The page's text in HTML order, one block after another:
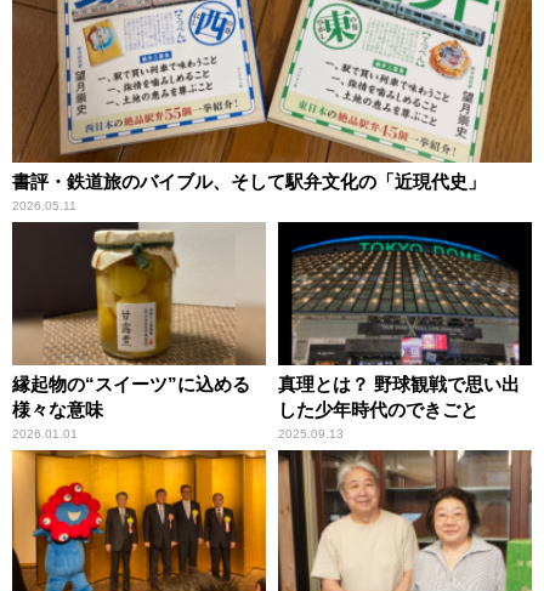
書評・鉄道旅のバイブル、そして駅弁文化の「近現代史」
2026.05.11
縁起物の“スイーツ”に込める
様々な意味
2026.01.01
真理とは？ 野球観戦で思い出
した少年時代のできごと
2025.09.13